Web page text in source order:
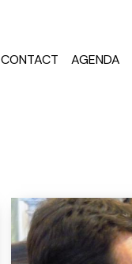
CONTACT AGENDA